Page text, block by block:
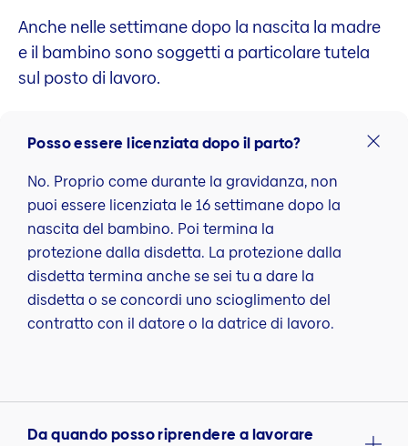
Anche nelle settimane dopo la nascita la madre
e il bambino sono soggetti a particolare tutela
sul posto di lavoro.
Posso essere licenziata dopo il parto?
No. Proprio come durante la gravidanza, non
puoi essere licenziata le 16 settimane dopo la
nascita del bambino. Poi termina la
protezione dalla disdetta. La protezione dalla
disdetta termina anche se sei tu a dare la
disdetta o se concordi uno scioglimento del
contratto con il datore o la datrice di lavoro.
Da quando posso riprendere a lavorare